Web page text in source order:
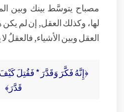
مصباح يتوسَّط بينك وبين
لها، وكذلك العقل, إن لم
العقل وبين الأشياء, فالعقلُ
﴿إِنَّهُ فَكَّرَ وَقَدَّرَ * فَقُتِلَ
قَدَّرَ﴾